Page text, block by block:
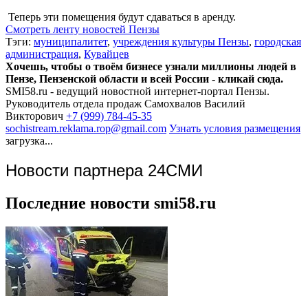
Теперь эти помещения будут сдаваться в аренду.
Смотреть ленту новостей Пензы
Тэги: муниципалитет, учреждения культуры Пензы, городская
администрация, Кувайцев
Хочешь, чтобы о твоём бизнесе узнали миллионы людей в
Пензе, Пензенской области и всей России - кликай сюда.
SMI58.ru - ведущий новостной интернет-портал Пензы.
Руководитель отдела продаж Самохвалов Василий
Викторович +7 (999) 784-45-35
sochistream.reklama.rop@gmail.com Узнать условия размещения
загрузка...
Новости партнера 24СМИ
Последние новости smi58.ru